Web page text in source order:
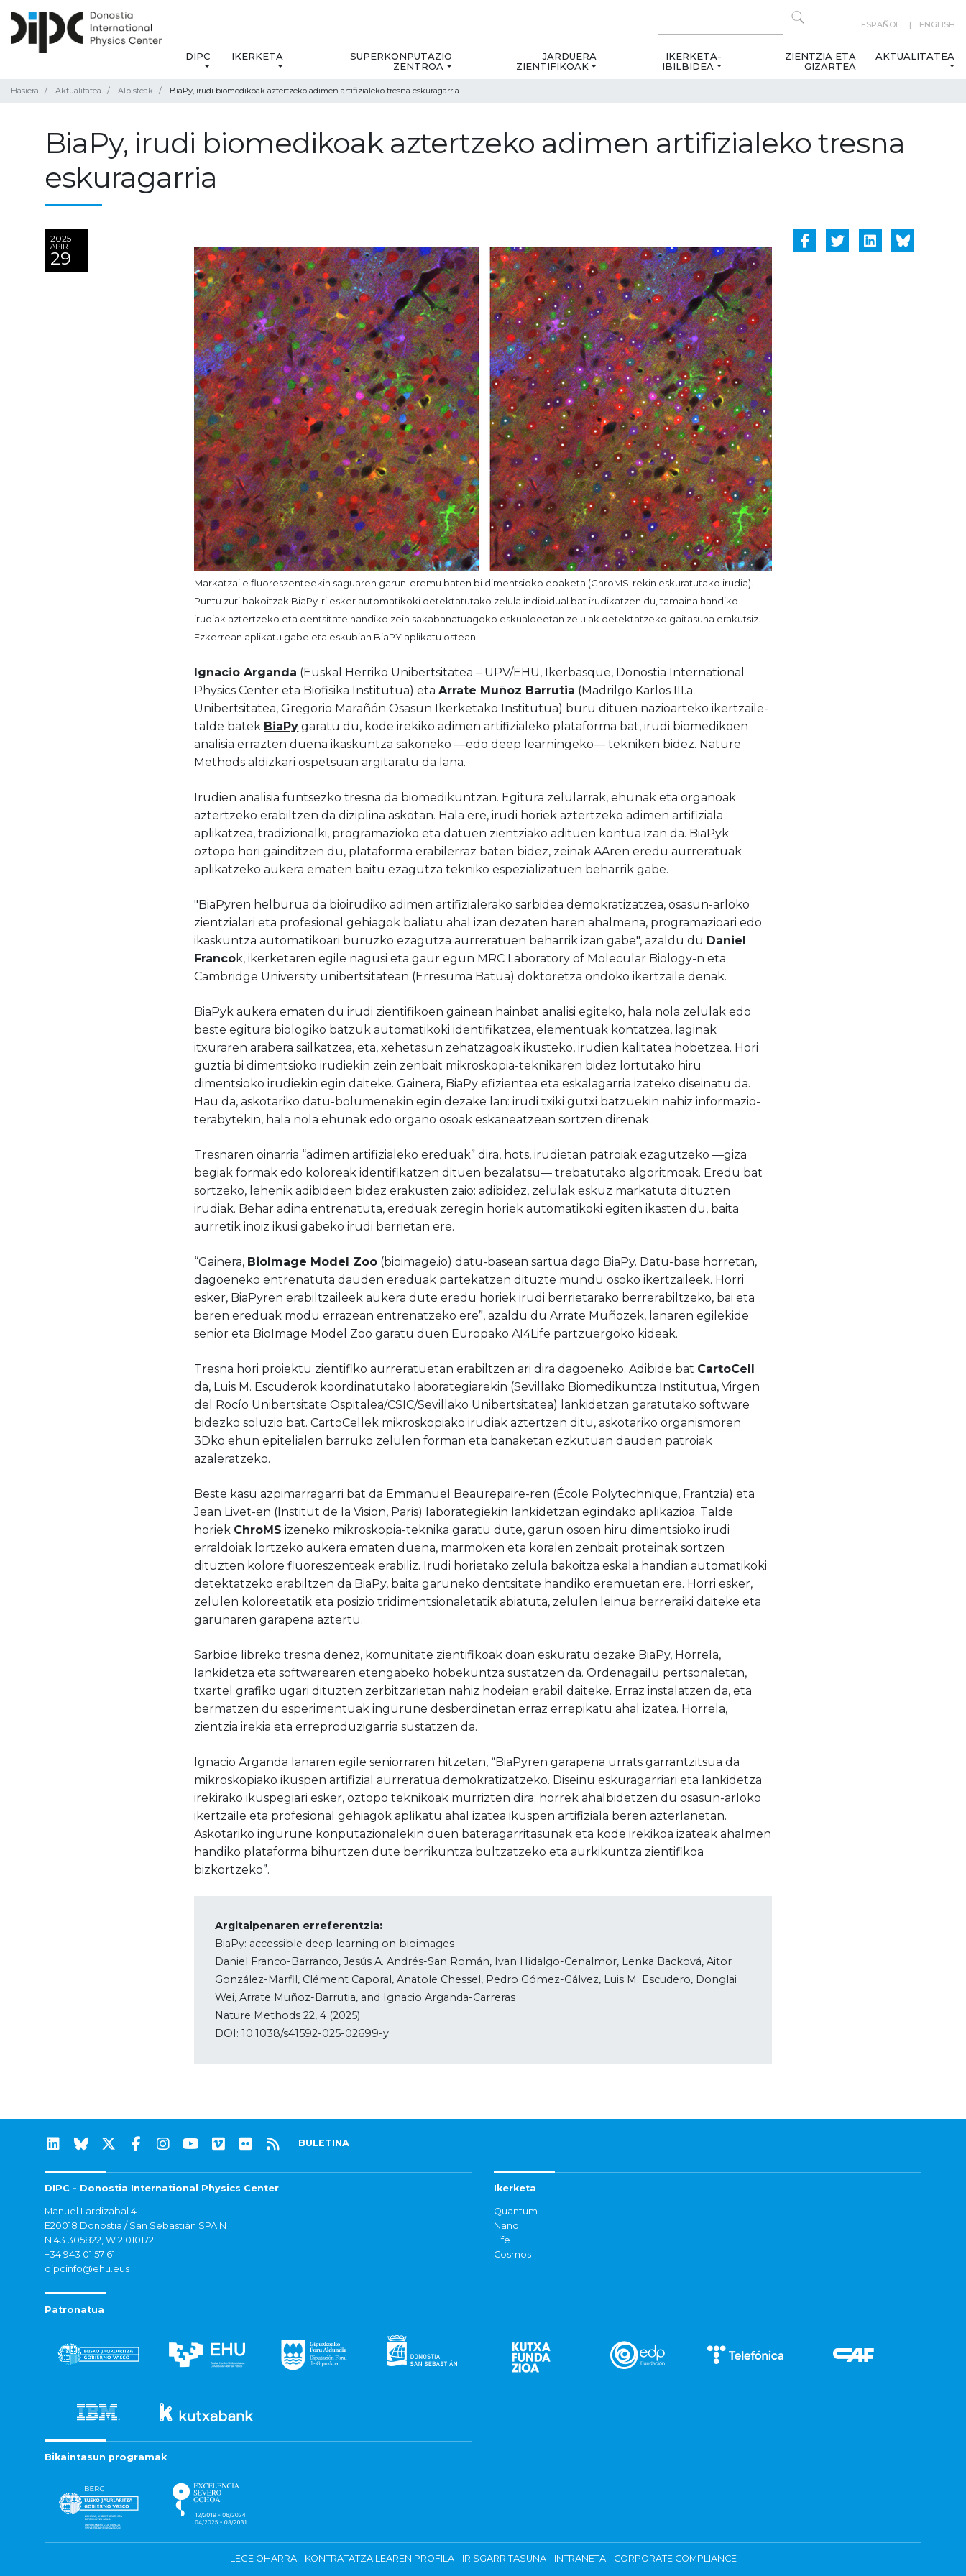
ESPAÑOL ENGLISH
DIPC IKERKETA
SUPERKONPUTAZIO
ZENTROA
JARDUERA
ZIENTIFIKOAK
IKERKETA-
IBILBIDEA
ZIENTZIA ETA
GIZARTEA
AKTUALITATEA
Hasiera Aktualitatea Albisteak BiaPy, irudi biomedikoak aztertzeko adimen artifizialeko tresna eskuragarria
BiaPy, irudi biomedikoak aztertzeko adimen artifizialeko tresna
eskuragarria
2025
APIR
29
Markatzaile fluoreszenteekin saguaren garun-eremu baten bi dimentsioko ebaketa (ChroMS-rekin eskuratutako irudia).
Puntu zuri bakoitzak BiaPy-ri esker automatikoki detektatutako zelula indibidual bat irudikatzen du, tamaina handiko
irudiak aztertzeko eta dentsitate handiko zein sakabanatuagoko eskualdeetan zelulak detektatzeko gaitasuna erakutsiz.
Ezkerrean aplikatu gabe eta eskubian BiaPY aplikatu ostean.
Ignacio Arganda (Euskal Herriko Unibertsitatea – UPV/EHU, Ikerbasque, Donostia International
Physics Center eta Biofisika Institutua) etaArrate Muñoz Barrutia (Madrilgo Karlos III.a
Unibertsitatea, Gregorio Marañón Osasun Ikerketako Institutua) buru dituen nazioarteko ikertzaile-
talde batek BiaPy garatu du, kode irekiko adimen artifizialeko plataforma bat, irudi biomedikoen
analisia errazten duena ikaskuntza sakoneko —edo deep learningeko— tekniken bidez. Nature
Methods aldizkari ospetsuan argitaratu da lana.
Irudien analisia funtsezko tresna da biomedikuntzan. Egitura zelularrak, ehunak eta organoak
aztertzeko erabiltzen da diziplina askotan. Hala ere, irudi horiek aztertzeko adimen artifiziala
aplikatzea, tradizionalki, programazioko eta datuen zientziako adituen kontua izan da. BiaPyk
oztopo hori gainditzen du, plataforma erabilerraz baten bidez, zeinak AAren eredu aurreratuak
aplikatzeko aukera ematen baitu ezagutza tekniko espezializatuen beharrik gabe.
"BiaPyren helburua da bioirudiko adimen artifizialerako sarbidea demokratizatzea, osasun-arloko
zientzialari eta profesional gehiagok baliatu ahal izan dezaten haren ahalmena, programazioari edo
ikaskuntza automatikoari buruzko ezagutza aurreratuen beharrik izan gabe", azaldu du Daniel
Francok, ikerketaren egile nagusi eta gaur egun MRC Laboratory of Molecular Biology-n eta
Cambridge University unibertsitatean (Erresuma Batua) doktoretza ondoko ikertzaile denak.
BiaPyk aukera ematen du irudi zientifikoen gainean hainbat analisi egiteko, hala nola zelulak edo
beste egitura biologiko batzuk automatikoki identifikatzea, elementuak kontatzea, laginak
itxuraren arabera sailkatzea, eta, xehetasun zehatzagoak ikusteko, irudien kalitatea hobetzea. Hori
guztia bi dimentsioko irudiekin zein zenbait mikroskopia-teknikaren bidez lortutako hiru
dimentsioko irudiekin egin daiteke. Gainera, BiaPy efizientea eta eskalagarria izateko diseinatu da.
Hau da, askotariko datu-bolumenekin egin dezake lan: irudi txiki gutxi batzuekin nahiz informazio-
terabytekin, hala nola ehunak edo organo osoak eskaneatzean sortzen direnak.
Tresnaren oinarria “adimen artifizialeko ereduak” dira, hots, irudietan patroiak ezagutzeko —giza
begiak formak edo koloreak identifikatzen dituen bezalatsu— trebatutako algoritmoak. Eredu bat
sortzeko, lehenik adibideen bidez erakusten zaio: adibidez, zelulak eskuz markatuta dituzten
irudiak. Behar adina entrenatuta, ereduak zeregin horiek automatikoki egiten ikasten du, baita
aurretik inoiz ikusi gabeko irudi berrietan ere.
“Gainera, BioImage Model Zoo (bioimage.io) datu-basean sartua dago BiaPy. Datu-base horretan,
dagoeneko entrenatuta dauden ereduak partekatzen dituzte mundu osoko ikertzaileek. Horri
esker, BiaPyren erabiltzaileek aukera dute eredu horiek irudi berrietarako berrerabiltzeko, bai eta
beren ereduak modu errazean entrenatzeko ere”, azaldu du Arrate Muñozek, lanaren egilekide
senior eta BioImage Model Zoo garatu duen Europako AI4Life partzuergoko kideak.
Tresna hori proiektu zientifiko aurreratuetan erabiltzen ari dira dagoeneko. Adibide bat CartoCell
da, Luis M. Escuderok koordinatutako laborategiarekin (Sevillako Biomedikuntza Institutua, Virgen
del Rocío Unibertsitate Ospitalea/CSIC/Sevillako Unibertsitatea) lankidetzan garatutako software
bidezko soluzio bat. CartoCellek mikroskopiako irudiak aztertzen ditu, askotariko organismoren
3Dko ehun epitelialen barruko zelulen forman eta banaketan ezkutuan dauden patroiak
azaleratzeko.
Beste kasu azpimarragarri bat da Emmanuel Beaurepaire-ren (École Polytechnique, Frantzia) eta
Jean Livet-en (Institut de la Vision, Paris) laborategiekin lankidetzan egindako aplikazioa. Talde
horiek ChroMS izeneko mikroskopia-teknika garatu dute, garun osoen hiru dimentsioko irudi
erraldoiak lortzeko aukera ematen duena, marmoken eta koralen zenbait proteinak sortzen
dituzten kolore fluoreszenteak erabiliz. Irudi horietako zelula bakoitza eskala handian automatikoki
detektatzeko erabiltzen da BiaPy, baita garuneko dentsitate handiko eremuetan ere. Horri esker,
zelulen koloreetatik eta posizio tridimentsionaletatik abiatuta, zelulen leinua berreraiki daiteke eta
garunaren garapena aztertu.
Sarbide libreko tresna denez, komunitate zientifikoak doan eskuratu dezake BiaPy, Horrela,
lankidetza eta softwarearen etengabeko hobekuntza sustatzen da. Ordenagailu pertsonaletan,
txartel grafiko ugari dituzten zerbitzarietan nahiz hodeian erabil daiteke. Erraz instalatzen da, eta
bermatzen du esperimentuak ingurune desberdinetan erraz errepikatu ahal izatea. Horrela,
zientzia irekia eta erreproduzigarria sustatzen da.
Ignacio Arganda lanaren egile seniorraren hitzetan, “BiaPyren garapena urrats garrantzitsua da
mikroskopiako ikuspen artifizial aurreratua demokratizatzeko. Diseinu eskuragarriari eta lankidetza
irekirako ikuspegiari esker, oztopo teknikoak murrizten dira; horrek ahalbidetzen du osasun-arloko
ikertzaile eta profesional gehiagok aplikatu ahal izatea ikuspen artifiziala beren azterlanetan.
Askotariko ingurune konputazionalekin duen bateragarritasunak eta kode irekikoa izateak ahalmen
handiko plataforma bihurtzen dute berrikuntza bultzatzeko eta aurkikuntza zientifikoa
bizkortzeko”.
Argitalpenaren erreferentzia:
BiaPy: accessible deep learning on bioimages
Daniel Franco-Barranco, Jesús A. Andrés-San Román, Ivan Hidalgo-Cenalmor, Lenka Backová, Aitor
González-Marfil, Clément Caporal, Anatole Chessel, Pedro Gómez-Gálvez, Luis M. Escudero, Donglai
Wei, Arrate Muñoz-Barrutia, and Ignacio Arganda-Carreras
Nature Methods 22, 4 (2025)
DOI:10.1038/s41592-025-02699-y
BULETINA
DIPC - Donostia International Physics Center
Manuel Lardizabal 4
E20018 Donostia / San Sebastián SPAIN
N 43.305822, W 2.010172
+34 943 01 57 61
dipcinfo@ehu.eus
Ikerketa
Quantum
Nano
Life
Cosmos
Patronatua
Bikaintasun programak
LEGE OHARRA KONTRATATZAILEAREN PROFILA IRISGARRITASUNA INTRANETA CORPORATE COMPLIANCE